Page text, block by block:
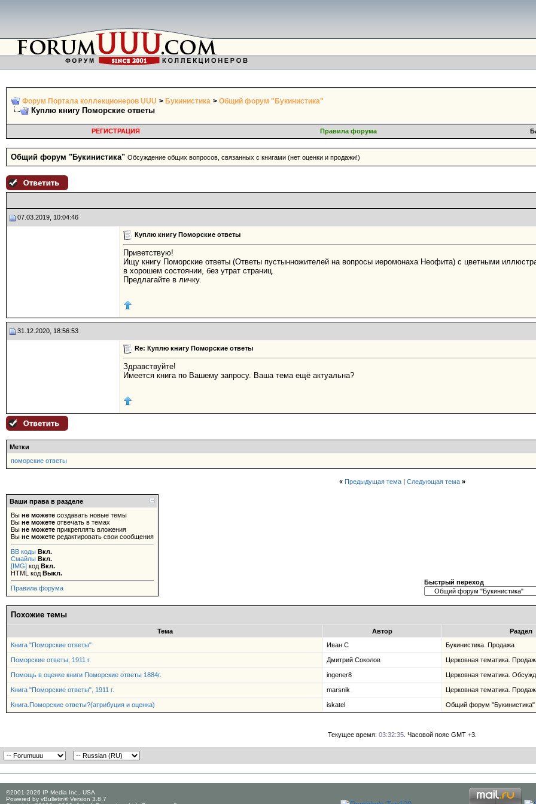
Форум Портала коллекционеров UUU > Букинистика > Общий форум "Букинистика"
Куплю книгу Поморские ответы
РЕГИСТРАЦИЯ Правила форума
Общий форум "Букинистика" Обсуждение общих вопросов, связанных с книгами (нет оценки и продажи!)
07.03.2019, 10:04:46
Куплю книгу Поморские ответы
Приветствую!
Ищу книгу Поморские ответы (Ответы пустынножителей на вопросы иеромонаха Неофита) с цветными
в хорошем состоянии, без утрат страниц.
Предлагайте в личку.
31.12.2020, 18:56:53
Re: Куплю книгу Поморские ответы
Здравствуйте!
Имеется книга по Вашему запросу. Ваша тема ещё актуальна?
Метки
поморские ответы
« Предыдущая тема| Следующая тема »
Ваши права в разделе
Вы не можете создавать новые темы
Вы не можете отвечать в темах
Вы не можете прикреплять вложения
Вы не можете редактировать свои сообщения
BB коды Вкл.
Смайлы Вкл.
[IMG] код Вкл.
HTML код Выкл.
Правила форума
Быстрый переход
Похожие темы
Тема Автор
Раздел
Книга "Поморские ответы"
Иван С Букинистика. Продажа
Поморские ответы, 1911 г. Дмитрий Соколов Церковная тематика.
Помощь в оценке книги Поморские ответы 1884г. ingener8 Церковная тематика.
Книга "Поморские ответы", 1911 г. marsnik Церковная тематика.
Книга.Поморские ответы?(атрибуция и оценка) iskatel Общий форум "Букинистика"
Текущее время: 03:32:35. Часовой пояс GMT +3.
©2001-2026 IP Media Inc., USA
Powered by vBulletin® Version 3.8.7